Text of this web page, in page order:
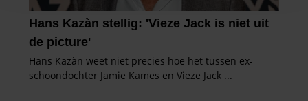
en om ons websiteverkeer te analyseren. Ook delen we
informatie over uw gebruik van onze site met onze
partners voor social media, adverteren en analyse. Deze
partners kunnen deze gegevens combineren met andere
informatie die u aan ze heeft verstrekt of die ze hebben